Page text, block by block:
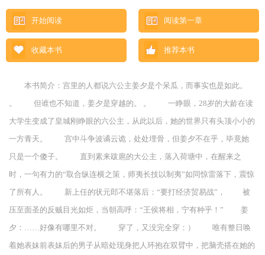
开始阅读 阅读第一章
收藏本书 推荐本书
本书简介：宫里的人都说六公主姜夕是个呆瓜，而事实也是如此。
。 但谁也不知道，姜夕是穿越的。 。 一睁眼，28岁的大龄在读
大学生变成了皇城刚睁眼的六公主，从此以后，她的世界只有头顶小小的
一方青天。 宫中斗争波谲云诡，处处埋骨，但姜夕不在乎，毕竟她
只是一个傻子。 直到素来跋扈的大公主，落入荷塘中，在醒来之
时，一句有力的“取合纵连横之策，师夷长技以制夷”如同惊雷落下，震惊
了所有人。 新上任的状元郎不堪落后：“要打经济贸易战”， 被
压至面圣的反贼目光如炬，当朝高呼：“王侯将相，宁有种乎！” 姜
夕：……好像有哪里不对。 穿了，又没完全穿：） 唯有整日唤
着她表妹前表妹后的男子从暗处现身把人环抱在双臂中，把脑壳搭在她的